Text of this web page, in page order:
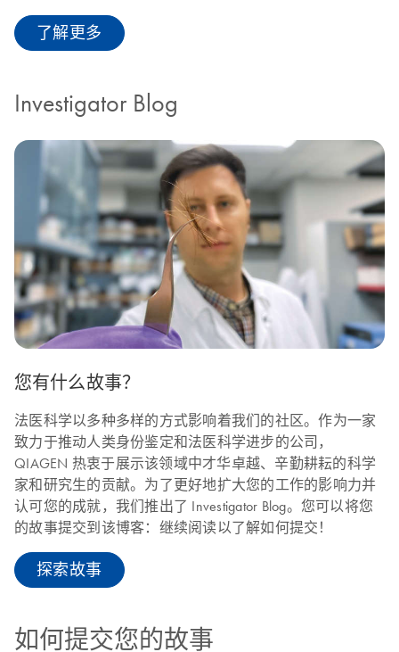
了解更多
Investigator Blog
您有什么故事？
法医科学以多种多样的方式影响着我们的社区。作为一家
致力于推动人类身份鉴定和法医科学进步的公司，
QIAGEN 热衷于展示该领域中才华卓越、辛勤耕耘的科学
家和研究生的贡献。为了更好地扩大您的工作的影响力并
认可您的成就，我们推出了 Investigator Blog。您可以将您
的故事提交到该博客：继续阅读以了解如何提交！
探索故事
如何提交您的故事